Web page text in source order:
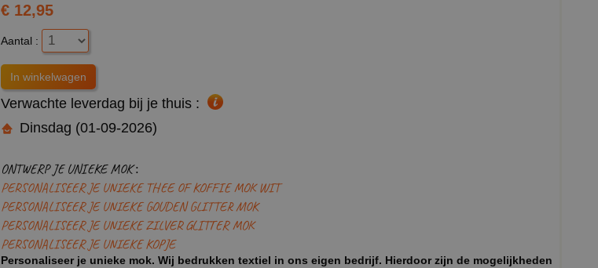
€ 12,95
Aantal :
Verwachte leverdag bij je thuis :
Dinsdag (01-09-2026)
ONTWERP JE UNIEKE MOK :
PERSONALISEER JE UNIEKE THEE OF KOFFIE MOK WIT
PERSONALISEER JE UNIEKE GOUDEN GLITTER MOK
PERSONALISEER JE UNIEKE ZILVER GLITTER MOK
PERSONALISEER JE UNIEKE KOPJE
Personaliseer je unieke mok. Wij bedrukken textiel in ons eigen bedrijf. Hierdoor zijn de mogelijkheden